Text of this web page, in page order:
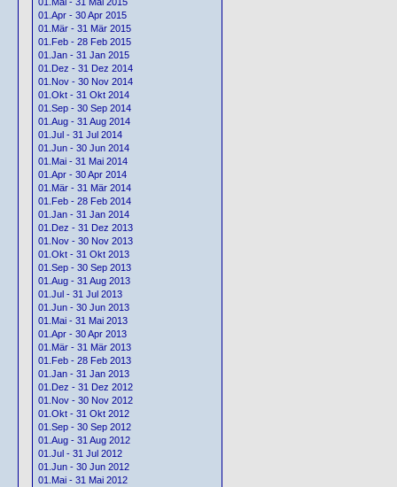
01.Apr - 30 Apr 2015
01.Mär - 31 Mär 2015
01.Feb - 28 Feb 2015
01.Jan - 31 Jan 2015
01.Dez - 31 Dez 2014
01.Nov - 30 Nov 2014
01.Okt - 31 Okt 2014
01.Sep - 30 Sep 2014
01.Aug - 31 Aug 2014
01.Jul - 31 Jul 2014
01.Jun - 30 Jun 2014
01.Mai - 31 Mai 2014
01.Apr - 30 Apr 2014
01.Mär - 31 Mär 2014
01.Feb - 28 Feb 2014
01.Jan - 31 Jan 2014
01.Dez - 31 Dez 2013
01.Nov - 30 Nov 2013
01.Okt - 31 Okt 2013
01.Sep - 30 Sep 2013
01.Aug - 31 Aug 2013
01.Jul - 31 Jul 2013
01.Jun - 30 Jun 2013
01.Mai - 31 Mai 2013
01.Apr - 30 Apr 2013
01.Mär - 31 Mär 2013
01.Feb - 28 Feb 2013
01.Jan - 31 Jan 2013
01.Dez - 31 Dez 2012
01.Nov - 30 Nov 2012
01.Okt - 31 Okt 2012
01.Sep - 30 Sep 2012
01.Aug - 31 Aug 2012
01.Jul - 31 Jul 2012
01.Jun - 30 Jun 2012
01.Mai - 31 Mai 2012